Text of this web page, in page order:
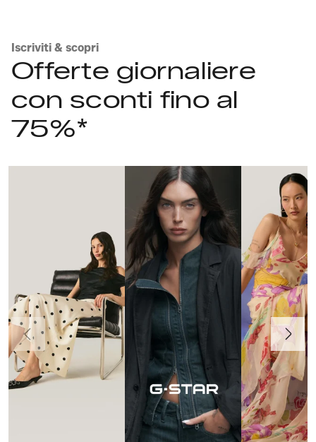
Iscriviti & scopri
Offerte giornaliere
con sconti fino al
75%*
Precedente Avanti